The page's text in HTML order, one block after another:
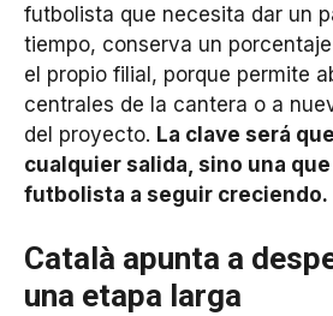
futbolista que necesita dar un
tiempo, conserva un
el propio filial, porque permite
centrales de la cantera o a
del proyecto. La clave será
cualquier salida, sino una
futbolista a seguir creciendo.
Català apunta a
una etapa larga